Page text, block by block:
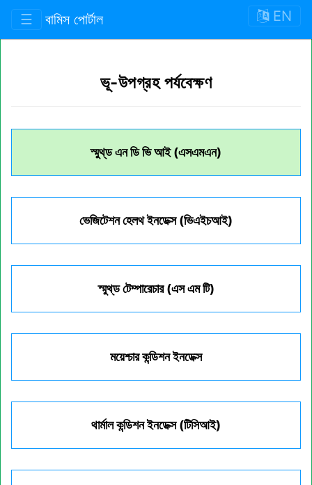
☰ বামিস পোর্টাল EN
ভূ-উপগ্রহ পর্যবেক্ষণ
স্মুথ্‌ড এন ডি ভি আই (এসএমএন)
ভেজিটেশন হেলথ ইনডেক্স (ভিএইচআই)
স্মুথ্‌ড টেম্পারেচার (এস এম টি)
ময়েশ্চার কন্ডিশন ইনডেক্স
থার্মাল কন্ডিশন ইনডেক্স (টিসিআই)